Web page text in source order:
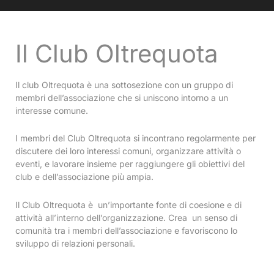
Il Club Oltrequota
Il club Oltrequota è una sottosezione con un gruppo di
membri dell’associazione che si uniscono intorno a un
interesse comune.
I membri del Club Oltrequota si incontrano regolarmente per
discutere dei loro interessi comuni, organizzare attività o
eventi, e lavorare insieme per raggiungere gli obiettivi del
club e dell’associazione più ampia.
Il Club Oltrequota è un’importante fonte di coesione e di
attività all’interno dell’organizzazione. Crea un senso di
comunità tra i membri dell’associazione e favoriscono lo
sviluppo di relazioni personali.